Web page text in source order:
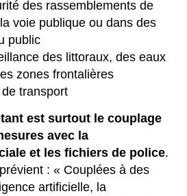
des rassemblements de
voie publique ou dans des
public
des littoraux, des eaux
zones frontalières
transport
est surtout le couplage
avec la
et les fichiers de police.
prévient : « Couplées à des
artificielle, la